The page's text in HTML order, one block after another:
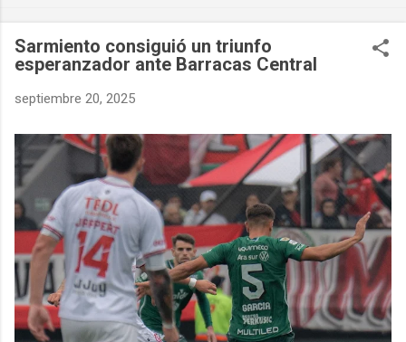
Sarmiento consiguió un triunfo
esperanzador ante Barracas Central
septiembre 20, 2025